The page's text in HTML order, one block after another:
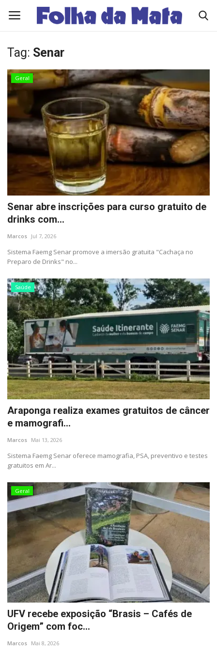
Como Anunciar
Contato
Eleições 2026
Edições Diárias - NOTÍCIAS DO DIA
Polícia/Acidente
Viçosa
Cultura
UFV
Oportunidade
Sua Cidade
Tempo
Saúde
Política
Trânsito
Segurança Pública
Economia
Educação
Esporte
Solidariedade
Meio Ambiente
Justiça
Obituário
Brasil
Tag: Senar
Geral
Senar abre inscrições para curso gratuito de
drinks com...
Marcos Jul 7, 2026
Sistema Faemg Senar promove a imersão gratuita "Cachaça no
Preparo de Drinks" no...
Saúde
Araponga realiza exames gratuitos de câncer
e mamografi...
Marcos Mai 13, 2026
Sistema Faemg Senar oferece mamografia, PSA, preventivo e testes
gratuitos em Ar...
Geral
UFV recebe exposição “Brasis – Cafés de
Origem” com foc...
Marcos Mai 8, 2026